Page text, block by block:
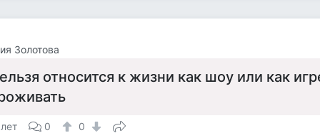
Золотова
относится к жизни как шоу или как
0 0